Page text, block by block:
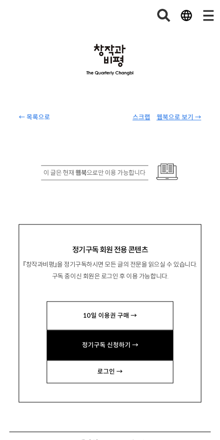
← 목록으로 웹북으로 보기 →
스크랩
정기구독 회원 전용 콘텐츠
『창작과비평』을 정기구독하시면 모든 글의 전문을 읽으실 수 있습니다.
구독 중이신 회원은 로그인 후 이용 가능합니다.
10일 이용권 구매 →
정기구독 신청하기 →
로그인 →